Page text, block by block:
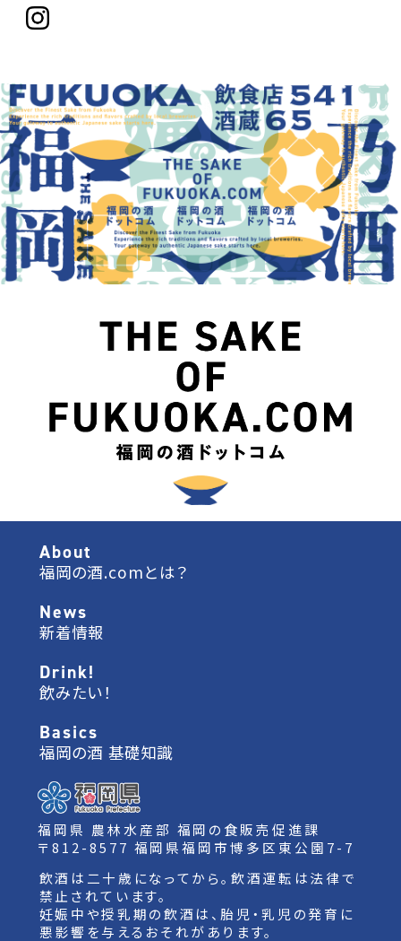
About
福岡の酒.comとは？
News
新着情報
Drink!
飲みたい！
Basics
福岡の酒 基礎知識
福岡県 農林水産部 福岡の食販売促進課
〒812-8577 福岡県福岡市博多区東公園7-7
飲酒は二十歳になってから。飲酒運転は法律で
禁止されています。
妊娠中や授乳期の飲酒は、胎児・乳児の発育に
悪影響を与えるおそれがあります。